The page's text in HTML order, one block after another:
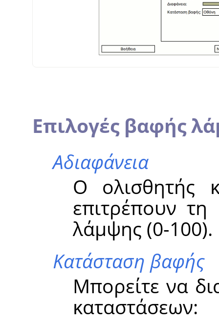
Επιλογές βαφής
Αδιαφάνεια
Ο ολισθητής
επιτρέπουν τη
λάμψης (0-100).
Κατάσταση βαφής
Μπορείτε να
καταστάσεων: